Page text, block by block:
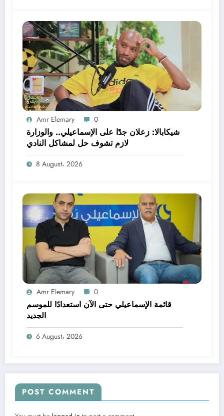
Amr Elemary 0
شيكابالا: زعلان جدًا على الإسماعيلي.. والوزارة
لازم تشوف حل لمشاكل النادي
8 August، 2026
Amr Elemary 0
قائمة الإسماعيلي حتى الآن استعدادًا للموسم
الجديد
6 August، 2026
POST COMMENT